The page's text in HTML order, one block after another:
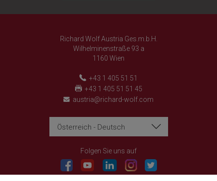
Richard Wolf Austria Ges.m.b.H.
Wilhelminenstraße 93 a
1160 Wien
+43 1 405 51 51
+43 1 405 51 51 45
austria@richard-wolf.com
Österreich - Deutsch
Folgen Sie uns auf